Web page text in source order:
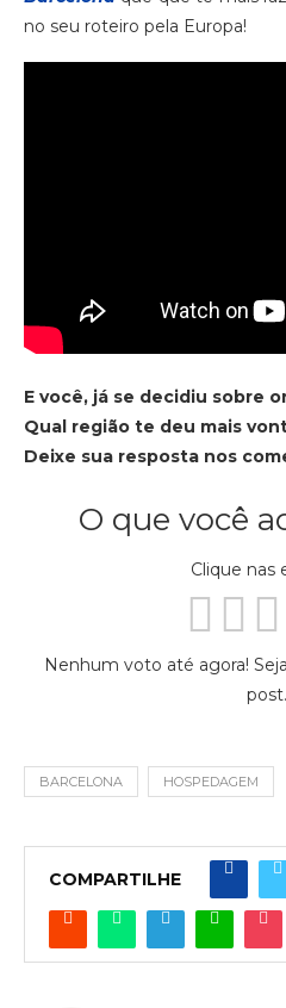
no seu roteiro pela Europa!
E você, já se decidiu sobre
Qual região te deu mais
Deixe sua resposta nos
O que você
Clique nas
Nenhum voto até agora!
post.
BARCELONA HOSPEDAGEM
COMPARTILHE